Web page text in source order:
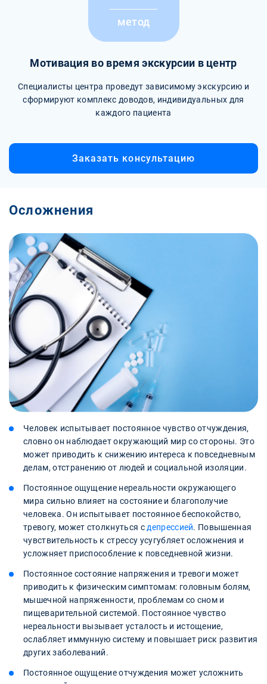
метод
Мотивация во время экскурсии в центр
Специалисты центра проведут зависимому экскурсию и
сформируют комплекс доводов, индивидуальных для
каждого пациента
Заказать консультацию
Осложнения
Человек испытывает постоянное чувство отчуждения,
словно он наблюдает окружающий мир со стороны. Это
может приводить к снижению интереса к повседневным
делам, отстранению от людей и социальной изоляции.
Постоянное ощущение нереальности окружающего
мира сильно влияет на состояние и благополучие
человека. Он испытывает постоянное беспокойство,
тревогу, может столкнуться с депрессией. Повышенная
чувствительность к стрессу усугубляет осложнения и
усложняет приспособление к повседневной жизни.
Постоянное состояние напряжения и тревоги может
приводить к физическим симптомам: головным болям,
мышечной напряженности, проблемам со сном и
пищеварительной системой. Постоянное чувство
нереальности вызывает усталость и истощение,
ослабляет иммунную систему и повышает риск развития
других заболеваний.
Постоянное ощущение отчуждения может усложнить